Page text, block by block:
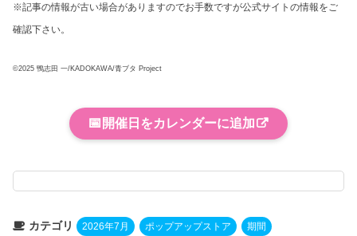
※記事の情報が古い場合がありますのでお手数ですが公式サイトの情報をご
確認下さい。
©2025 鴨志田 一/KADOKAWA/青ブタ Project
📅 開催日をカレンダーに追加
カテゴリ 2026年7月 ポップアップストア 期間